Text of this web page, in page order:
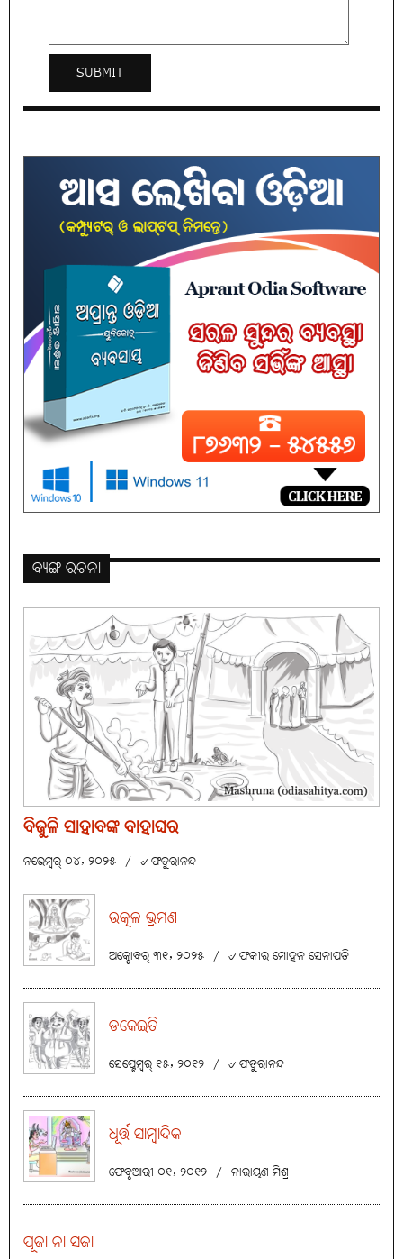
ବ୍ୟଙ୍ଗ ରଚନା
ବିଜୁଳି ସାହାବଙ୍କ ବାହାଘର
ନଭେମ୍ବର୍ ୦୪, ୨୦୨୫ / ୰ ଫତୁରାନନ୍ଦ
ଉତ୍କଳ ଭ୍ରମଣ
ଅକ୍ଟୋବର୍ ୩୧, ୨୦୨୫ / ୰ ଫକୀର ମୋହନ ସେନାପତି
ଡକେଇତି
ସେପ୍ଟେମ୍ବର୍ ୧୫, ୨୦୧୨ / ୰ ଫତୁରାନନ୍ଦ
ଧୂର୍ତ୍ତ ସାମ୍ବାଦିକ
ଫେବୃଆରୀ ୦୧, ୨୦୧୨ / ନାରାୟଣ ମିଶ୍ର
ପୂଜା ନା ସଜା